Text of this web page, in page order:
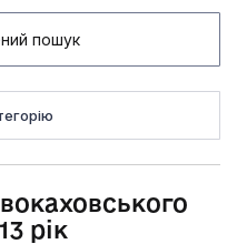
пошук
рік